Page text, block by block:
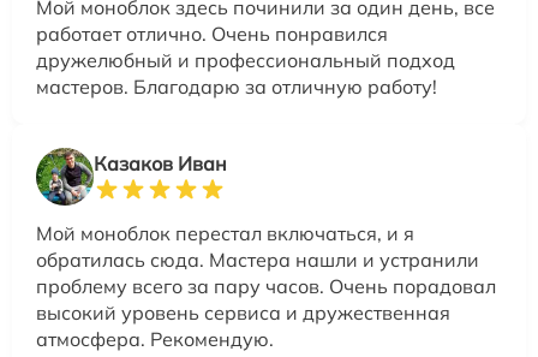
Мой моноблок здесь починили за один день, все
работает отлично. Очень понравился
дружелюбный и профессиональный подход
мастеров. Благодарю за отличную работу!
Казаков Иван
Мой моноблок перестал включаться, и я
обратилась сюда. Мастера нашли и устранили
проблему всего за пару часов. Очень порадовал
высокий уровень сервиса и дружественная
атмосфера. Рекомендую.